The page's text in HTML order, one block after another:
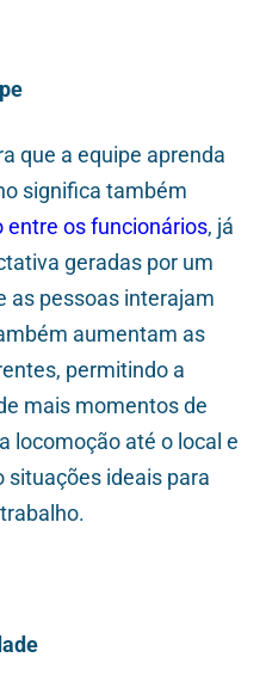
que a equipe aprenda
significa também
entre os funcionários, já
geradas por um
as pessoas interajam
aumentam as
permitindo a
mais momentos de
locomoção até o local e
ideais para